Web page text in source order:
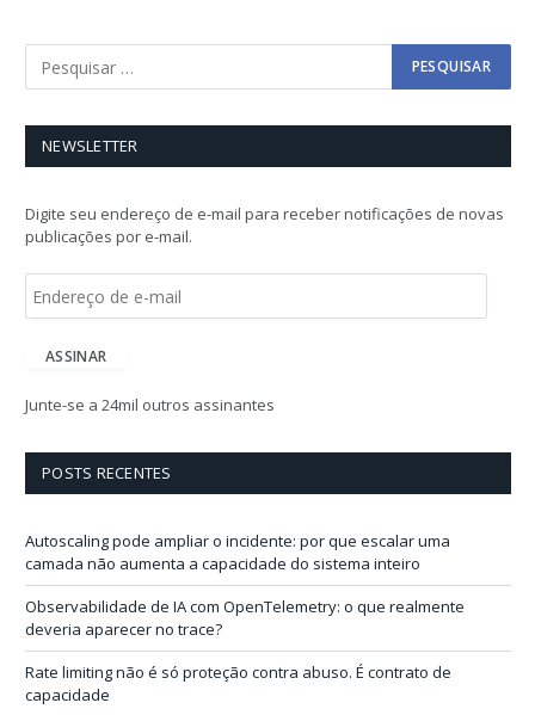
NEWSLETTER
Digite seu endereço de e-mail para receber notificações de novas
publicações por e-mail.
e
ç
i
l
ASSINAR
Junte-se a 24mil outros assinantes
POSTS RECENTES
Autoscaling pode ampliar o incidente: por que escalar uma
camada não aumenta a capacidade do sistema inteiro
Observabilidade de IA com OpenTelemetry: o que realmente
deveria aparecer no trace?
Rate limiting não é só proteção contra abuso. É contrato de
capacidade